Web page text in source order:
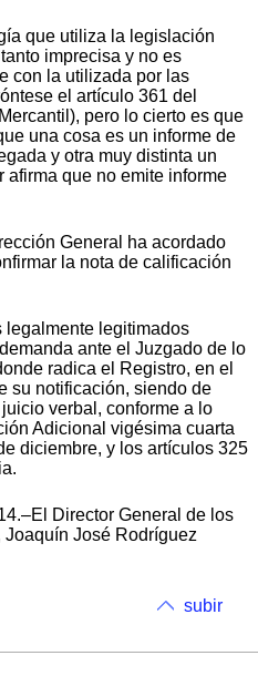
que utiliza la legislación
imprecisa y no es
con la utilizada por las
el artículo 361 del
pero lo cierto es que
una cosa es un informe de
y otra muy distinta un
afirma que no emite informe
General ha acordado
la nota de calificación
legalmente legitimados
ante el Juzgado de lo
radica el Registro, en el
su notificación, siendo de
verbal, conforme a lo
Adicional vigésima cuarta
diciembre, y los artículos 325
Director General de los
José Rodríguez
subir